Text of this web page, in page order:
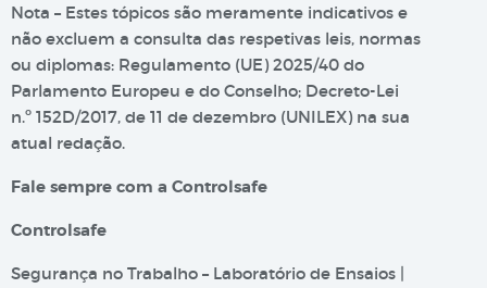
Nota – Estes tópicos são meramente indicativos e
não excluem a consulta das respetivas leis, normas
ou diplomas: Regulamento (UE) 2025/40 do
Parlamento Europeu e do Conselho; Decreto-Lei
n.º 152D/2017, de 11 de dezembro (UNILEX) na sua
atual redação.
Fale sempre com a Controlsafe
Controlsafe
Segurança no Trabalho – Laboratório de Ensaios |